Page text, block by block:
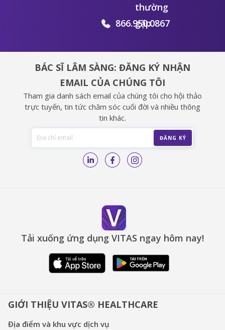
866.950.0867
thường
gặp
BÁC SĨ LÂM SÀNG: ĐĂNG KÝ NHẬN
EMAIL CỦA CHÚNG TÔI
Tham gia danh sách email của chúng tôi cho hội thảo
trực tuyến, tin tức chăm sóc cuối đời và nhiều thông
tin khác.
Tải xuống ứng dụng VITAS ngay hôm nay!
GIỚI THIỆU VITAS® HEALTHCARE
Địa điểm và khu vực dịch vụ